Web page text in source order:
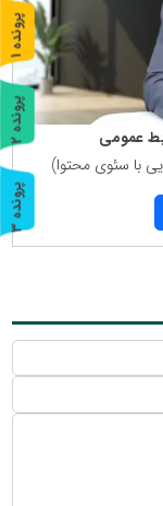
عمومی
با سئوی محتوا)
پ
ر
و
ن
د
ه
1
پ
ر
و
ن
د
ه
2
پ
ر
و
ن
د
ه
3